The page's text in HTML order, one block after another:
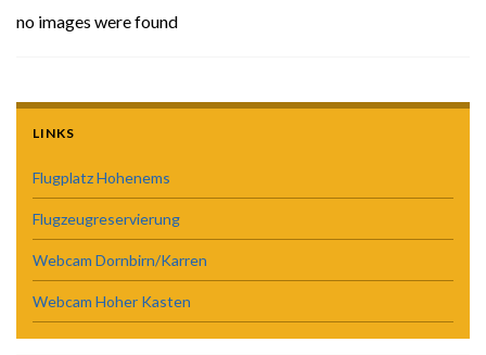
no images were found
LINKS
Flugplatz Hohenems
Flugzeugreservierung
Webcam Dornbirn/Karren
Webcam Hoher Kasten